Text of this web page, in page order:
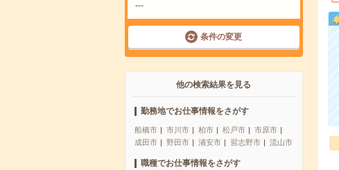
---
条件の変更
他の検索結果を見る
勤務地でお仕事情報をさがす
船橋市 市川市 柏市 松戸市
市原市
成田市
野田市 浦安市 習志野市 流山市
職種でお仕事情報をさがす